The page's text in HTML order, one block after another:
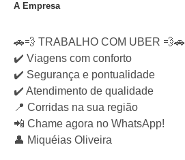
A Empresa
🚗💨 TRABALHO COM UBER 💨🚗
✔️ Viagens com conforto
✔️ Segurança e pontualidade
✔️ Atendimento de qualidade
📍 Corridas na sua região
📲 Chame agora no WhatsApp!
👤 Miquéias Oliveira